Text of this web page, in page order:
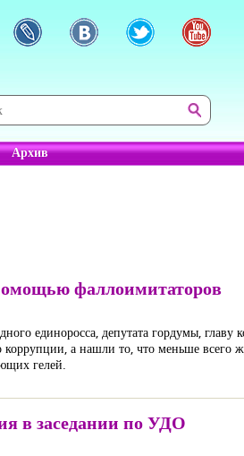
Архив
фаллоимитаторов
единоросса, депутата гордумы,
а нашли то, что меньше
гелей.
в заседании по УДО